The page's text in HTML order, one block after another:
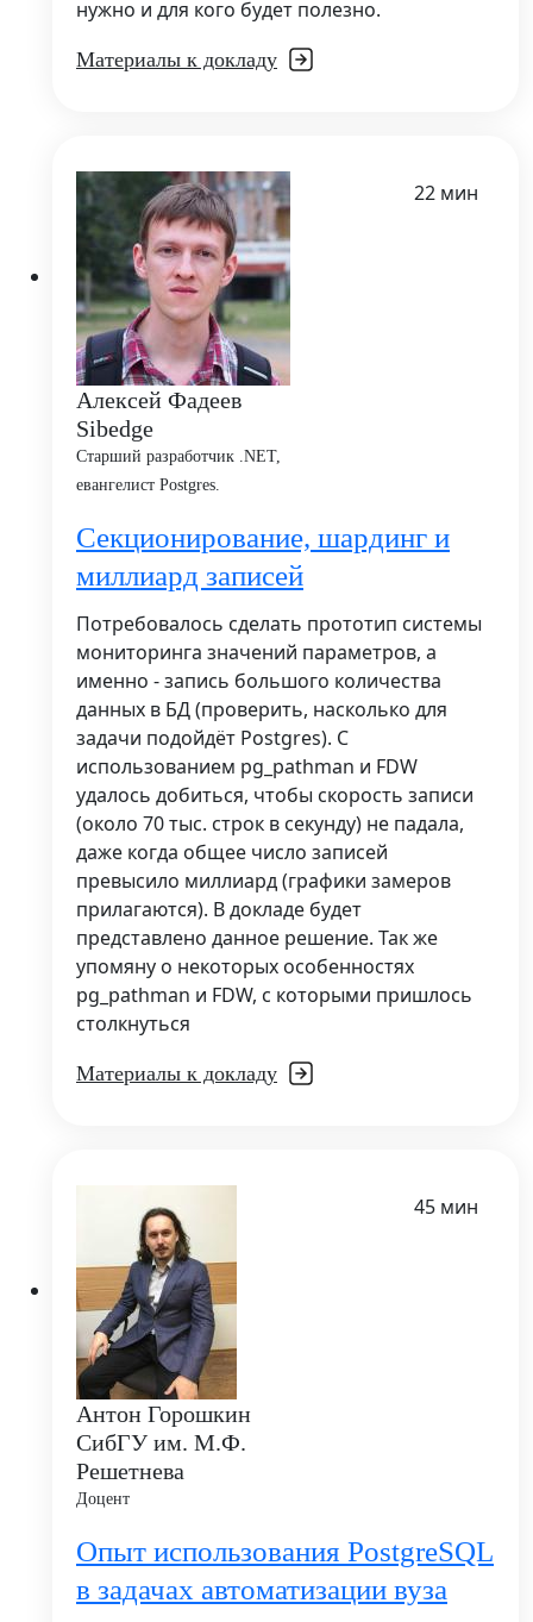
нужно и для кого будет полезно.
Материалы к докладу
Алексей Фадеев
Sibedge
Старший разработчик .NET,
евангелист Postgres.
22 мин
Секционирование, шардинг и
миллиард записей
Потребовалось сделать прототип системы
мониторинга значений параметров, а
именно - запись большого количества
данных в БД (проверить, насколько для
задачи подойдёт Postgres). С
использованием pg_pathman и FDW
удалось добиться, чтобы скорость записи
(около 70 тыс. строк в секунду) не падала,
даже когда общее число записей
превысило миллиард (графики замеров
прилагаются). В докладе будет
представлено данное решение. Так же
упомяну о некоторых особенностях
pg_pathman и FDW, с которыми пришлось
столкнуться
Материалы к докладу
Антон Горошкин
СибГУ им. М.Ф.
Решетнева
Доцент
45 мин
Опыт использования PostgreSQL
в задачах автоматизации вуза